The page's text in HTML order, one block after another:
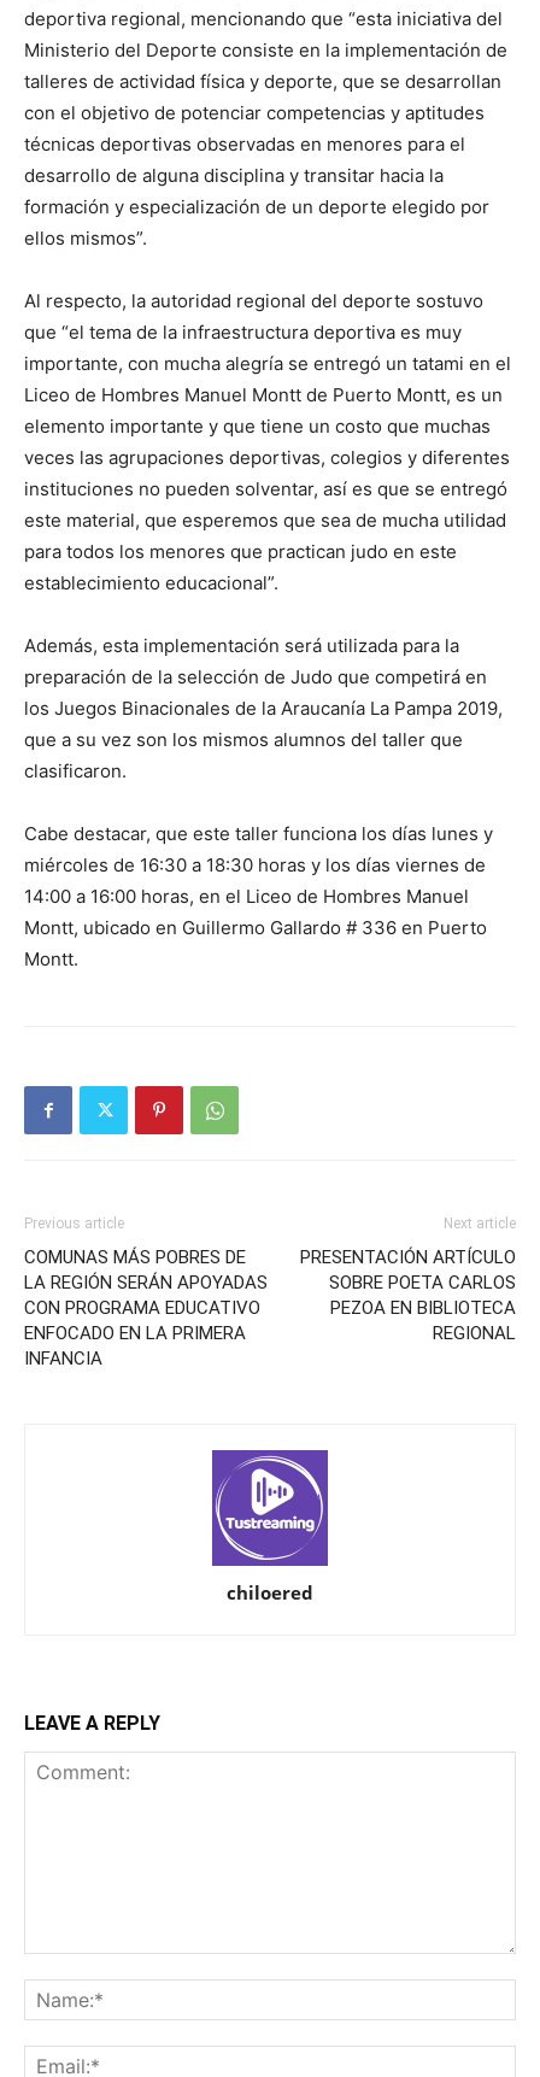
deportiva regional, mencionando que “esta iniciativa del
Ministerio del Deporte consiste en la implementación de
talleres de actividad física y deporte, que se desarrollan
con el objetivo de potenciar competencias y aptitudes
técnicas deportivas observadas en menores para el
desarrollo de alguna disciplina y transitar hacia la
formación y especialización de un deporte elegido por
ellos mismos”.
Al respecto, la autoridad regional del deporte sostuvo
que “el tema de la infraestructura deportiva es muy
importante, con mucha alegría se entregó un tatami en el
Liceo de Hombres Manuel Montt de Puerto Montt, es un
elemento importante y que tiene un costo que muchas
veces las agrupaciones deportivas, colegios y diferentes
instituciones no pueden solventar, así es que se entregó
este material, que esperemos que sea de mucha utilidad
para todos los menores que practican judo en este
establecimiento educacional”.
Además, esta implementación será utilizada para la
preparación de la selección de Judo que competirá en
los Juegos Binacionales de la Araucanía La Pampa 2019,
que a su vez son los mismos alumnos del taller que
clasificaron.
Cabe destacar, que este taller funciona los días lunes y
miércoles de 16:30 a 18:30 horas y los días viernes de
14:00 a 16:00 horas, en el Liceo de Hombres Manuel
Montt, ubicado en Guillermo Gallardo # 336 en Puerto
Montt.
Previous article
COMUNAS MÁS POBRES DE
LA REGIÓN SERÁN APOYADAS
CON PROGRAMA EDUCATIVO
ENFOCADO EN LA PRIMERA
INFANCIA
Next article
PRESENTACIÓN ARTÍCULO
SOBRE POETA CARLOS
PEZOA EN BIBLIOTECA
REGIONAL
chiloered
LEAVE A REPLY